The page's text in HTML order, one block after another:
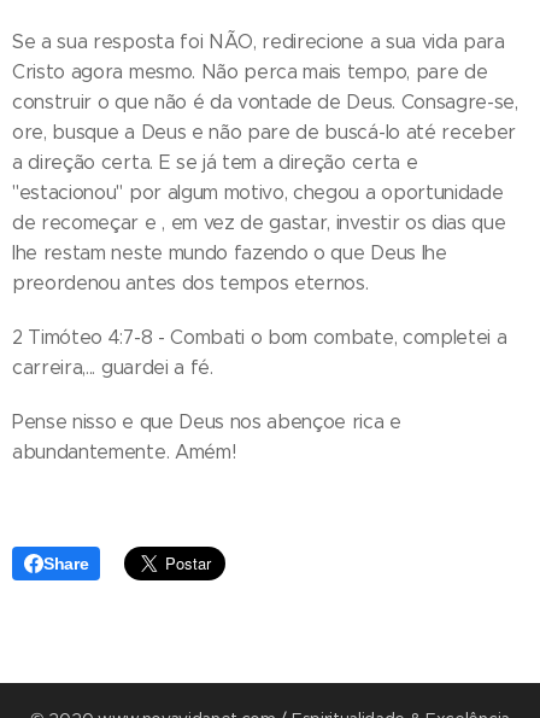
Se a sua resposta foi NÃO, redirecione a sua vida para
Cristo agora mesmo. Não perca mais tempo, pare de
construir o que não é da vontade de Deus. Consagre-se,
ore, busque a Deus e não pare de buscá-lo até receber
a direção certa. E se já tem a direção certa e
"estacionou" por algum motivo, chegou a oportunidade
de recomeçar e , em vez de gastar, investir os dias que
lhe restam neste mundo fazendo o que Deus lhe
preordenou antes dos tempos eternos.
2 Timóteo 4:7-8 - Combati o bom combate, completei a
carreira,... guardei a fé.
Pense nisso e que Deus nos abençoe rica e
abundantemente. Amém!
Share